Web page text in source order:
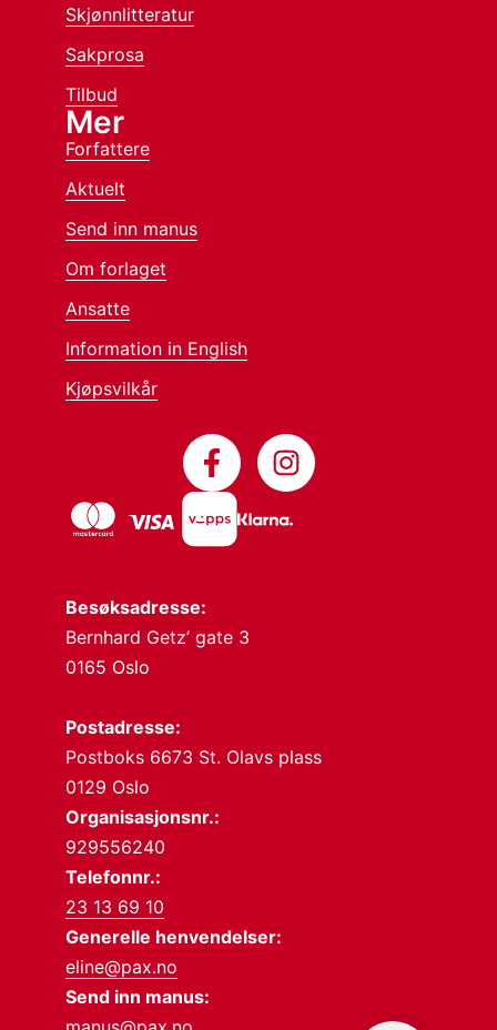
Besøksadresse:
Bernhard Getz’ gate 3
0165 Oslo
Postadresse:
Postboks 6673 St. Olavs plass
0129 Oslo
Organisasjonsnr.:
929556240
Telefonnr.:
23 13 69 10
Generelle henvendelser:
eline@pax.no
Send inn manus:
Skjønnlitteratur
Sakprosa
Tilbud
Mer
Forfattere
Aktuelt
Send inn manus
Om forlaget
Ansatte
Information in English
Kjøpsvilkår